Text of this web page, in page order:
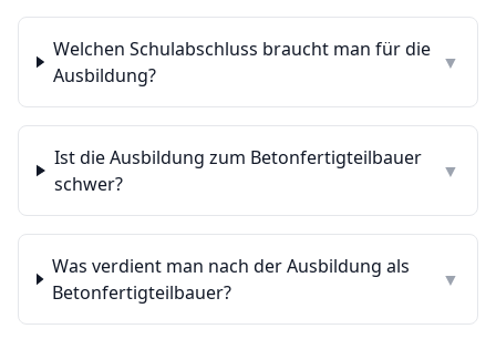
Welchen Schulabschluss braucht man für die
Ausbildung?
▼
Ist die Ausbildung zum Betonfertigteilbauer
schwer?
▼
Was verdient man nach der Ausbildung als
Betonfertigteilbauer?
▼